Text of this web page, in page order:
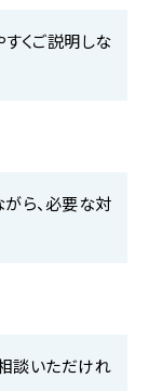
くご説明しな
ら、必要な対
談いただけれ